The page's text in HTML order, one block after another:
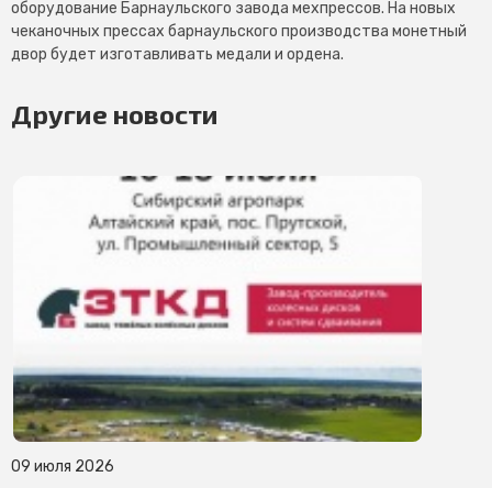
оборудование Барнаульского завода мехпрессов. На новых
чеканочных прессах барнаульского производства монетный
двор будет изготавливать медали и ордена.
Другие новости
09 июля 2026